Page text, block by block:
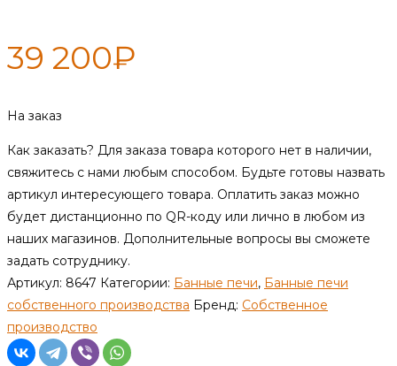
39 200₽
На заказ
Как заказать? Для заказа товара которого нет в наличии,
свяжитесь с нами любым способом. Будьте готовы назвать
артикул интересующего товара. Оплатить заказ можно
будет дистанционно по QR-коду или лично в любом из
наших магазинов. Дополнительные вопросы вы сможете
задать сотруднику.
Артикул: 8647 Категории: Банные печи, Банные печи
собственного производства Бренд: Собственное
производство